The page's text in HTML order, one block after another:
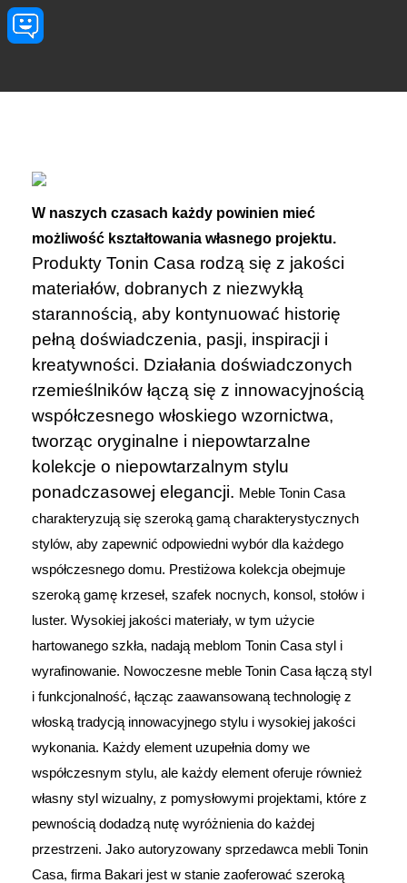
Przejdź do treści
W naszych czasach każdy powinien mieć
możliwość kształtowania własnego projektu.
Produkty Tonin Casa rodzą się z jakości
materiałów, dobranych z niezwykłą
starannością, aby kontynuować historię
pełną doświadczenia, pasji, inspiracji i
kreatywności. Działania doświadczonych
rzemieślników łączą się z innowacyjnością
współczesnego włoskiego wzornictwa,
tworząc oryginalne i niepowtarzalne
kolekcje o niepowtarzalnym stylu
ponadczasowej elegancji. Meble Tonin Casa
charakteryzują się szeroką gamą charakterystycznych
stylów, aby zapewnić odpowiedni wybór dla każdego
współczesnego domu. Prestiżowa kolekcja obejmuje
szeroką gamę krzeseł, szafek nocnych, konsol, stołów i
luster. Wysokiej jakości materiały, w tym użycie
hartowanego szkła, nadają meblom Tonin Casa styl i
wyrafinowanie. Nowoczesne meble Tonin Casa łączą styl
i funkcjonalność, łącząc zaawansowaną technologię z
włoską tradycją innowacyjnego stylu i wysokiej jakości
wykonania. Każdy element uzupełnia domy we
współczesnym stylu, ale każdy element oferuje również
własny styl wizualny, z pomysłowymi projektami, które z
pewnością dodadzą nutę wyróżnienia do każdej
przestrzeni. Jako autoryzowany sprzedawca mebli Tonin
Casa, firma Bakari jest w stanie zaoferować szeroką